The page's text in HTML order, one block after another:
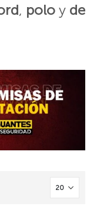
, polo y de